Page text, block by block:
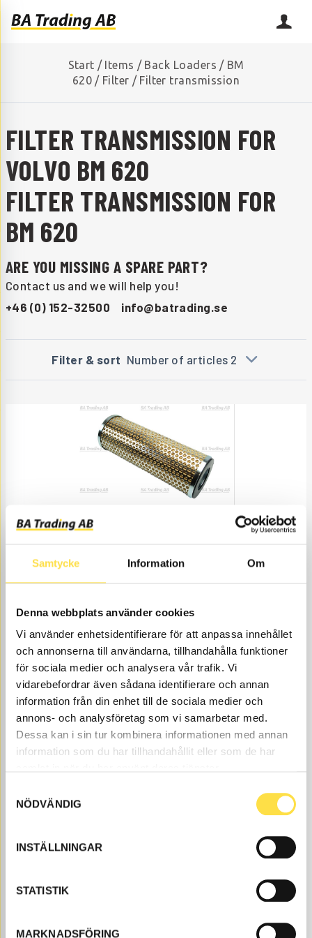
Samtycke Information Om
Denna webbplats använder cookies
Vi använder enhetsidentifierare för att anpassa innehållet
och annonserna till användarna, tillhandahålla funktioner
för sociala medier och analysera vår trafik. Vi
vidarebefordrar även sådana identifierare och annan
information från din enhet till de sociala medier och
annons- och analysföretag som vi samarbetar med.
Dessa kan i sin tur kombinera informationen med annan
information som du har tillhandahållit eller som de har
NÖDVÄNDIG
INSTÄLLNINGAR
STATISTIK
MARKNADSFÖRING
Start / Items / Back Loaders / BM
620 / Filter / Filter transmission
FILTER TRANSMISSION FOR
VOLVO BM 620
FILTER TRANSMISSION FOR
BM 620
ARE YOU MISSING A SPARE PART?
Contact us and we will help you!
+46 (0) 152-32500
info@batrading.se
Filter & sort Number of articles 2
FILTER INSERT
FI262 Item no.14268262
Åtgår1
Price, VAT excl.
236.00
NEEDED
FI812 Item no.
Price, VAT excl.
Web stock
loaders as Volvo parts at BA Trading. Our Filter